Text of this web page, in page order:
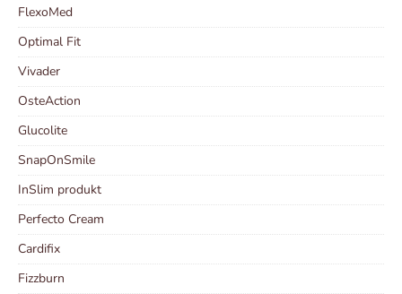
FlexoMed
Optimal Fit
Vivader
OsteAction
Glucolite
SnapOnSmile
InSlim produkt
Perfecto Cream
Cardifix
Fizzburn